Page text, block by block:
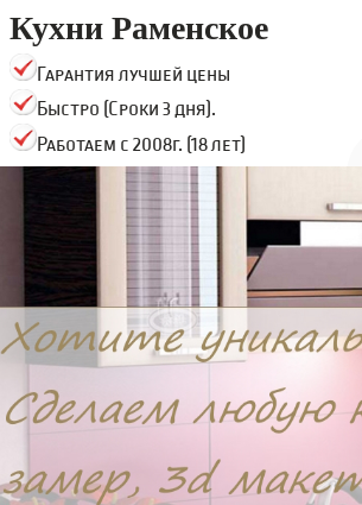
Кухни Раменское
Гарантия лучшей цены
Быстро (Сроки 3 дня).
Работаем с 2008г. (18 лет)